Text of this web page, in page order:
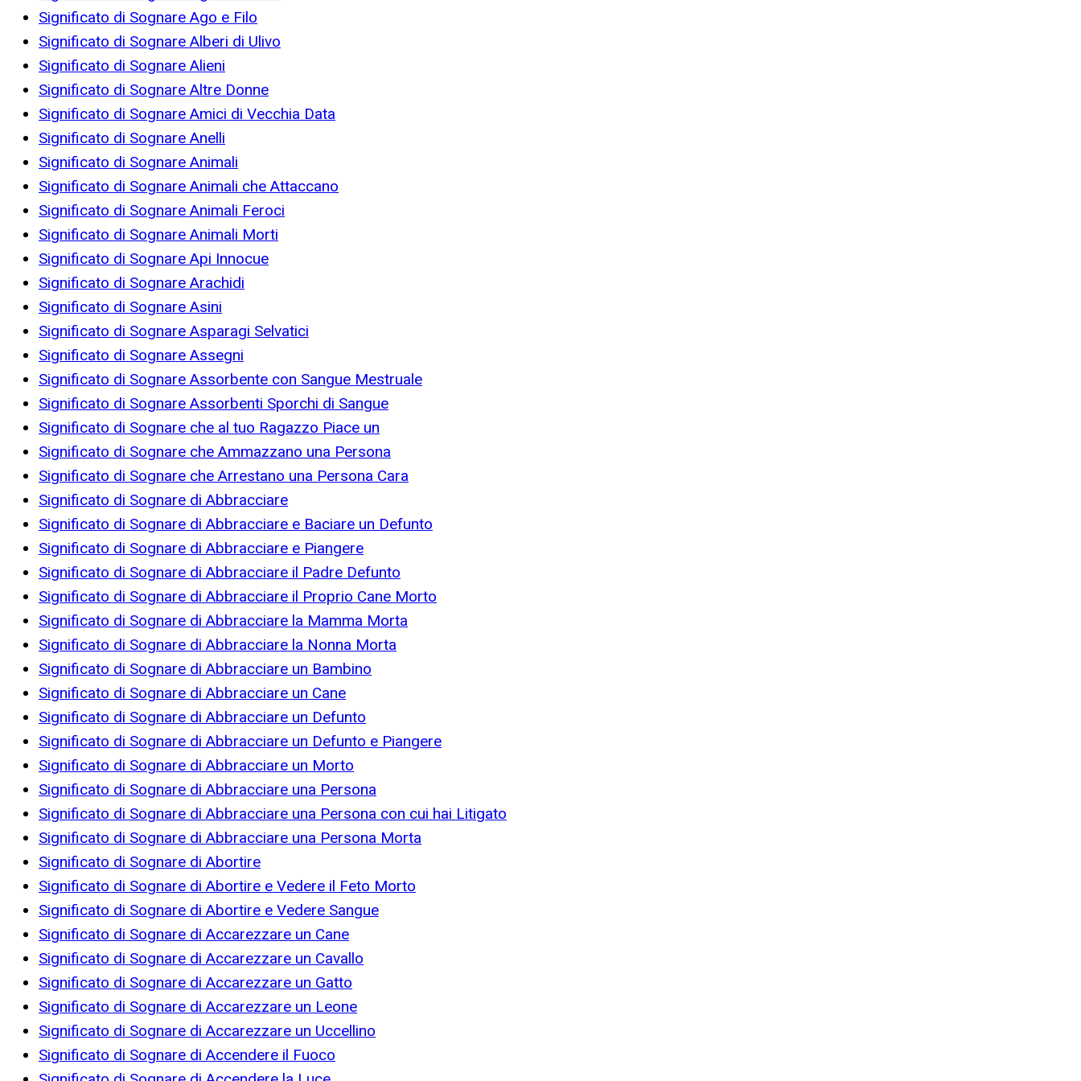
Significato di Sognare Ago e Filo
Significato di Sognare Alberi di Ulivo
Significato di Sognare Alieni
Significato di Sognare Altre Donne
Significato di Sognare Amici di Vecchia Data
Significato di Sognare Anelli
Significato di Sognare Animali
Significato di Sognare Animali che Attaccano
Significato di Sognare Animali Feroci
Significato di Sognare Animali Morti
Significato di Sognare Api Innocue
Significato di Sognare Arachidi
Significato di Sognare Asini
Significato di Sognare Asparagi Selvatici
Significato di Sognare Assegni
Significato di Sognare Assorbente con Sangue Mestruale
Significato di Sognare Assorbenti Sporchi di Sangue
Significato di Sognare che al tuo Ragazzo Piace un
Significato di Sognare che Ammazzano una Persona
Significato di Sognare che Arrestano una Persona Cara
Significato di Sognare di Abbracciare
Significato di Sognare di Abbracciare e Baciare un Defunto
Significato di Sognare di Abbracciare e Piangere
Significato di Sognare di Abbracciare il Padre Defunto
Significato di Sognare di Abbracciare il Proprio Cane Morto
Significato di Sognare di Abbracciare la Mamma Morta
Significato di Sognare di Abbracciare la Nonna Morta
Significato di Sognare di Abbracciare un Bambino
Significato di Sognare di Abbracciare un Cane
Significato di Sognare di Abbracciare un Defunto
Significato di Sognare di Abbracciare un Defunto e Piangere
Significato di Sognare di Abbracciare un Morto
Significato di Sognare di Abbracciare una Persona
Significato di Sognare di Abbracciare una Persona con cui hai Litigato
Significato di Sognare di Abbracciare una Persona Morta
Significato di Sognare di Abortire
Significato di Sognare di Abortire e Vedere il Feto Morto
Significato di Sognare di Abortire e Vedere Sangue
Significato di Sognare di Accarezzare un Cane
Significato di Sognare di Accarezzare un Cavallo
Significato di Sognare di Accarezzare un Gatto
Significato di Sognare di Accarezzare un Leone
Significato di Sognare di Accarezzare un Uccellino
Significato di Sognare di Accendere il Fuoco